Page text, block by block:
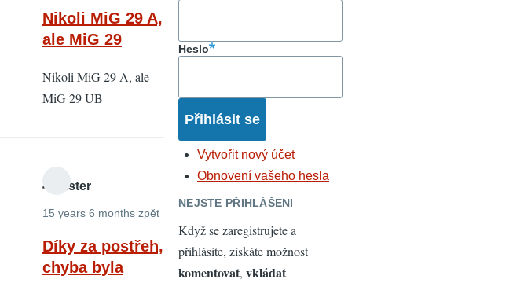
Nikoli MiG 29 A,
ale MiG 29
Nikoli MiG 29 A, ale
MiG 29 UB
4oldster
15 years 6 months zpět
Díky za postřeh,
chyba byla
Heslo
Vytvořit nový účet
Obnovení vašeho hesla
NEJSTE PŘIHLÁŠENI
Když se zaregistrujete a
přihlásíte, získáte možnost
komentovat, vkládat